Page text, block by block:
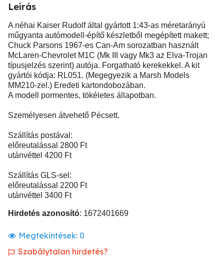
Leírás
A néhai Kaiser Rudolf által gyártott 1:43-as méretarányú
műgyanta autómodell-építő készletből megépített makett;
Chuck Parsons 1967-es Can-Am sorozatban használt
McLaren-Chevrolet M1C (Mk III vagy Mk3 az Elva-Trojan
típusjelzés szerint) autója. Forgatható kerekekkel. A kit
gyártói kódja: RL051. (Megegyezik a Marsh Models
MM210-zel.) Eredeti kartondobozában.
A modell pormentes, tökéletes állapotban.
Személyesen átvehető Pécsett.
Szállítás postával:
előreutalással 2800 Ft
utánvéttel 4200 Ft
Szállítás GLS-sel:
előreutalással 2200 Ft
utánvéttel 3400 Ft
Hirdetés azonosító: 1672401669
Megtekintések: 0
Szabálytalan hirdetés?